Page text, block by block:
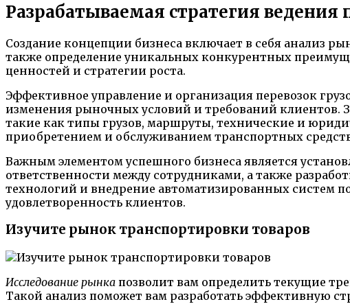
Разрабатываемая стратегия ведения
Создание концепции бизнеса включает в себя анализ
также определение уникальных конкурентных
ценностей и стратегии роста.
Эффективное управление и организация перевозок
изменения рыночных условий и требований клиентов.
такие как типы грузов, маршруты, технические и
приобретением и обслуживанием транспортных
Важным элементом успешного бизнеса является
ответственности между сотрудниками, а также
технологий и внедрение автоматизированных систем
удовлетворенность клиентов.
Изучите рынок транспортировки товаров
Исследование рынка позволит вам определить текущие
Такой анализ поможет вам разработать эффективную